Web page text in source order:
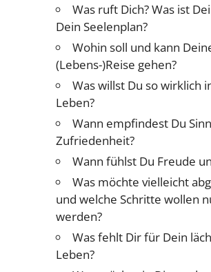
Was ruft Dich? Was ist
Dein Seelenplan?
Wohin soll und kann
(Lebens-)Reise gehen?
Was willst Du so wirklich
Leben?
Wann empfindest Du
Zufriedenheit?
Wann fühlst Du Freude
Was möchte vielleicht
und welche Schritte wollen
werden?
Was fehlt Dir für Dein
Leben?